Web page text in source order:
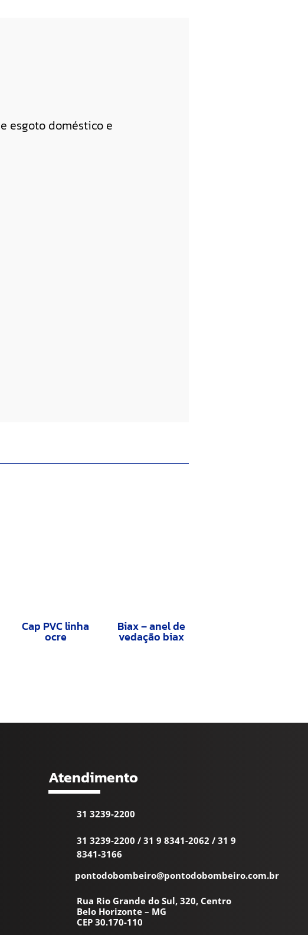
esgoto doméstico e
Cap PVC linha
ocre
Biax – anel de
vedação biax
Atendimento
31 3239-2200
31 3239-2200 / 31 9 8341-2062 / 31 9
8341-3166
pontodobombeiro@pontodobombeiro.com.br
Rua Rio Grande do Sul, 320, Centro
Belo Horizonte – MG
CEP 30.170-110